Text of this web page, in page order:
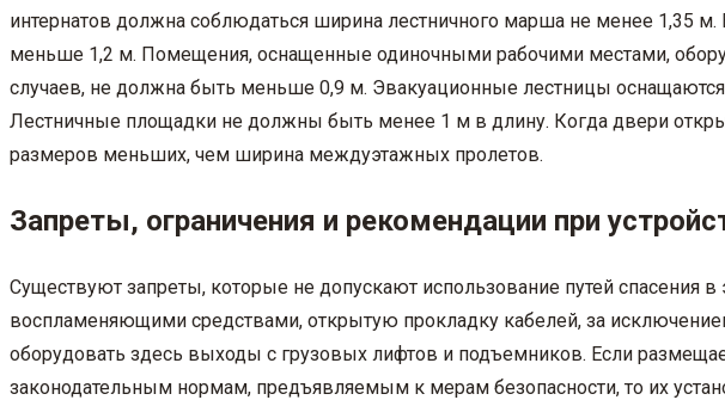
интернатов должна соблюдаться ширина лестничного марша не менее 1,35
меньше 1,2 м. Помещения, оснащенные одиночными рабочими местами,
случаев, не должна быть меньше 0,9 м. Эвакуационные лестницы
Лестничные площадки не должны быть менее 1 м в длину. Когда двери
размеров меньших, чем ширина междуэтажных пролетов.
Запреты, ограничения и рекомендации при
Существуют запреты, которые не допускают использование путей спасения
воспламеняющими средствами, открытую прокладку кабелей, за
оборудовать здесь выходы с грузовых лифтов и подъемников. Если
законодательным нормам, предъявляемым к мерам безопасности, то их